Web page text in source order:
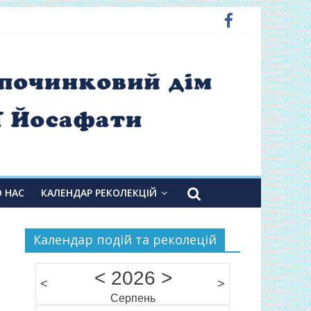
НАС КАЛЕНДАР РЕКОЛЕКЦІЙ
Календар подій та реколецій
< < 2026 >
Серпень
>